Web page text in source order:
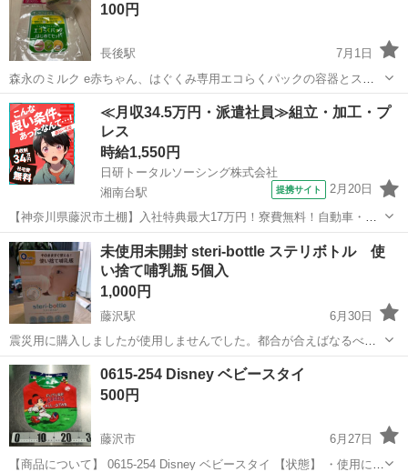
てありますが、着色している所...
100円
長後駅
7月1日
森永のミルク e赤ちゃん、はぐくみ専用エコらくパックの容器とスプ
ーンのセットです スプーンは20と50（限定）がはかれる2点です 完全
新品、未使用です ダブってしまったので、お譲りします
神奈川 藤沢市 長後駅 ベビー用品
≪月収34.5万円・派遣社員≫組立・加工・プ
レス
時給1,550円
日研トータルソーシング株式会社
湘南台駅
提携サイト 2月20日
【神奈川県藤沢市土棚】入社特典最大17万円！寮費無料！自動車・ト
ラックの組立・加工ライン作業《お仕事No.5A631》 お仕事について
自動車（小・中・大型トラック）の組立や各エンジン部品の製造を行
います。インパクトレンチ...
神奈川 藤沢市 湘南台駅
未使用未開封 steri-bottle ステリボトル 使
い捨て哺乳瓶 5個入
1,000円
藤沢駅
6月30日
震災用に購入しましたが使用しませんでした。都合が合えばなるべく
近くまでお渡ししにいきますが基本は取りに来られるか藤沢駅周辺に
なります。よろしくお願いいたします🙇🏻‍♀️
神奈川 藤沢市
0615-254 Disney ベビースタイ
500円
藤沢市
6月27日
【商品について】 0615-254 Disney ベビースタイ 【状態】 ・使用に伴